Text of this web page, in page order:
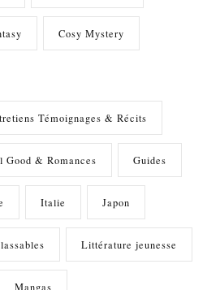
Cosy Mystery
Témoignages & Récits
Good & Romances Guides
Italie Japon
Littérature jeunesse
Mangas